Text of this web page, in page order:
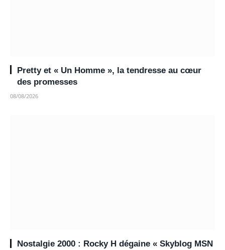
Pretty et « Un Homme », la tendresse au cœur
des promesses
08/08/2026
Nostalgie 2000 : Rocky H dégaine « Skyblog MSN